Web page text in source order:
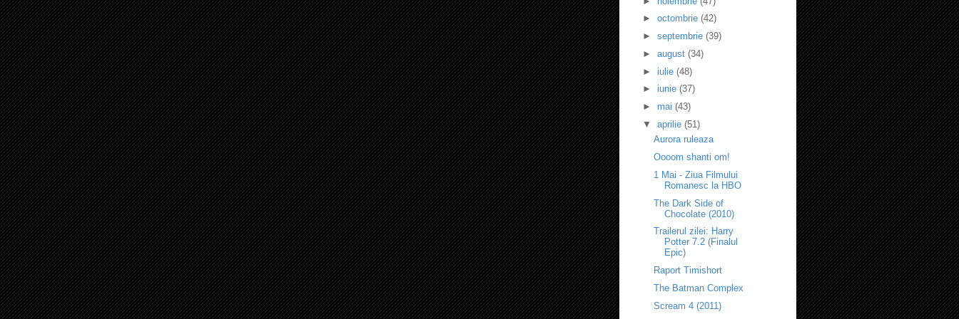
► octombrie (42)
► septembrie (39)
► august (34)
► iulie (48)
► iunie (37)
► mai (43)
▼ aprilie (51)
Aurora ruleaza
Oooom shanti om!
1 Mai - Ziua Filmului
Romanesc la HBO
The Dark Side of
Chocolate (2010)
Trailerul zilei: Harry
Potter 7.2 (Finalul
Epic)
Raport Timishort
The Batman Complex
Scream 4 (2011)